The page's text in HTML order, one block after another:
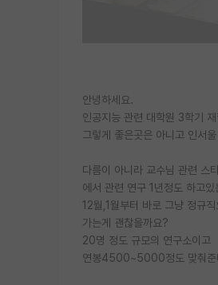
안녕하세요.
인공지능 관련 대학원 3학기
그렇게 좋은곳은 아니고 인서
다름이 아니라 교수님 관련 스
에서 관련 연구 1년정도 하
12월,1월부터 바로 그냥 정규직
가는게 괜찮을까요?
20명 정도 규모의 연구소이고
연봉4500~5000정도 맞춰준